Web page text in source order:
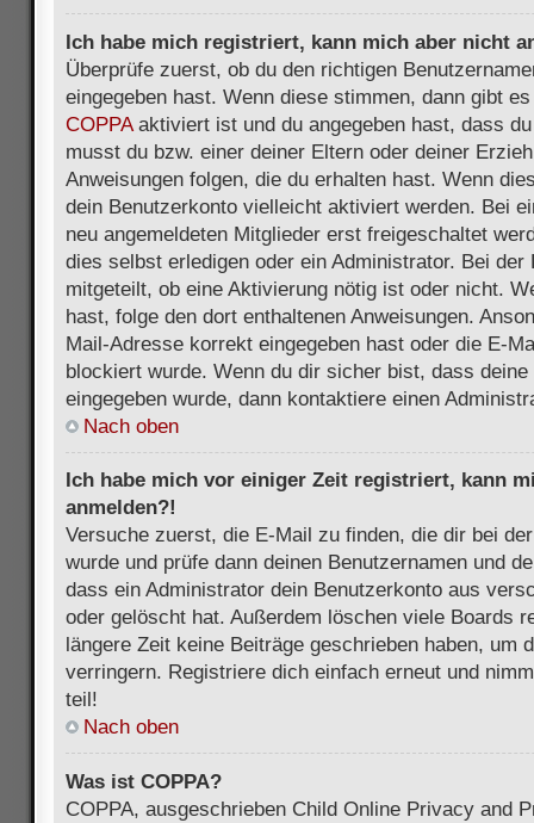
Ich habe mich registriert, kann mich aber nicht
Überprüfe zuerst, ob du den richtigen
eingegeben hast. Wenn diese stimmen, dann gibt
COPPAaktiviert ist und du angegeben hast, dass
musst du bzw. einer deiner Eltern oder deiner
Anweisungen folgen, die du erhalten hast. Wenn
dein Benutzerkonto vielleicht aktiviert werden. Bei
neu angemeldeten Mitglieder erst freigeschaltet
dies selbst erledigen oder ein Administrator. Bei der
mitgeteilt, ob eine Aktivierung nötig ist oder nicht.
hast, folge den dort enthaltenen Anweisungen.
Mail-Adresse korrekt eingegeben hast oder die E-
blockiert wurde. Wenn du dir sicher bist, dass
eingegeben wurde, dann kontaktiere einen
Nach oben
Ich habe mich vor einiger Zeit registriert, kann
anmelden?!
Versuche zuerst, die E-Mail zu finden, die dir bei
wurde und prüfe dann deinen Benutzernamen und
dass ein Administrator dein Benutzerkonto aus
oder gelöscht hat. Außerdem löschen viele Boards
längere Zeit keine Beiträge geschrieben haben, um
verringern. Registriere dich einfach erneut und
teil!
Nach oben
Was ist COPPA?
COPPA, ausgeschrieben Child Online Privacy and